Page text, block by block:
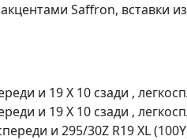
Saffron, вставки
и 19 X 10 сзади ,
и 19 X 10 сзади ,
и 295/30Z R19 XL